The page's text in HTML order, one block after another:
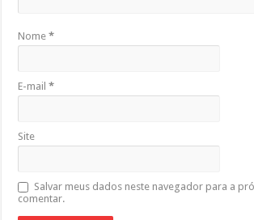
Nome*
E-mail*
Site
Salvar meus dados neste navegador para a
comentar.